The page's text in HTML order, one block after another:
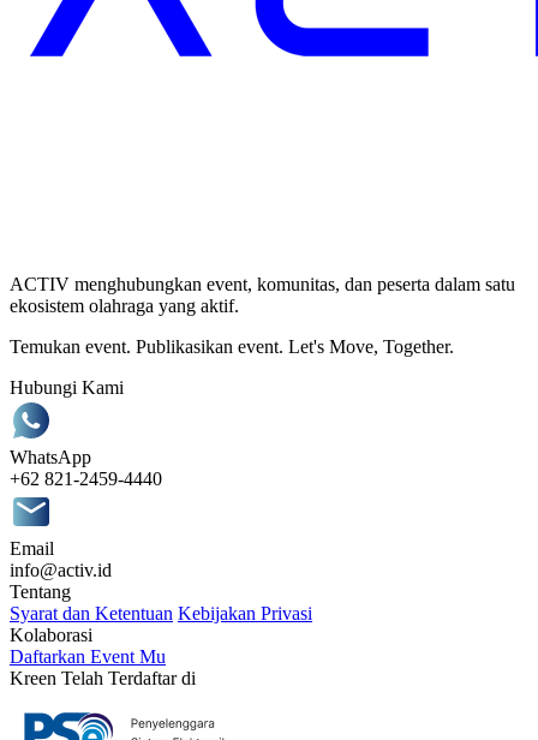
ACTIV menghubungkan event, komunitas, dan peserta dalam satu
ekosistem olahraga yang aktif.
Temukan event. Publikasikan event. Let's Move, Together.
Hubungi Kami
WhatsApp
+62 821-2459-4440
Email
info@activ.id
Tentang
Syarat dan Ketentuan Kebijakan Privasi
Kolaborasi
Daftarkan Event Mu
Kreen Telah Terdaftar di